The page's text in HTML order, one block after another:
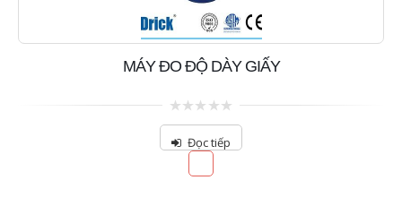
MÁY ĐO ĐỘ DÀY GIẤY
0
of
Đọc tiếp